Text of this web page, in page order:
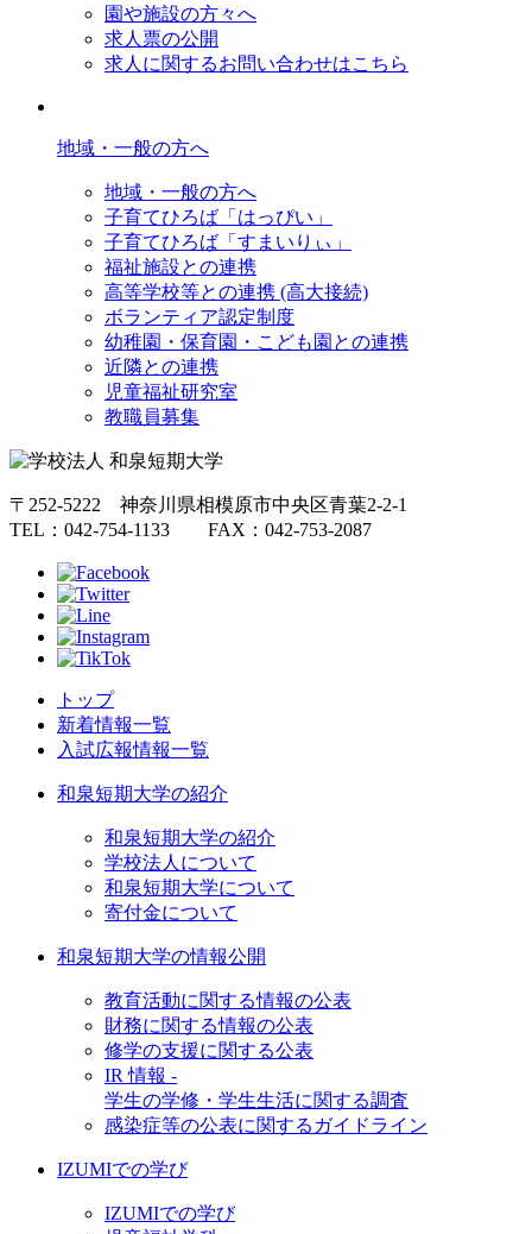
園や施設の方々へ
求人票の公開
求人に関するお問い合わせはこちら
地域・一般の方へ
地域・一般の方へ
子育てひろば「はっぴい」
子育てひろば「すまいりぃ」
福祉施設との連携
高等学校等との連携 (高大接続)
ボランティア認定制度
幼稚園・保育園・こども園との連携
近隣との連携
児童福祉研究室
教職員募集
〒252-5222 神奈川県相模原市中央区青葉2-2-1
TEL：042-754-1133 FAX：042-753-2087
トップ
新着情報一覧
入試広報情報一覧
和泉短期大学の紹介
和泉短期大学の紹介
学校法人について
和泉短期大学について
寄付金について
和泉短期大学の情報公開
教育活動に関する情報の公表
財務に関する情報の公表
修学の支援に関する公表
IR 情報 -
学生の学修・学生生活に関する調査
感染症等の公表に関するガイドライン
IZUMIでの学び
IZUMIでの学び